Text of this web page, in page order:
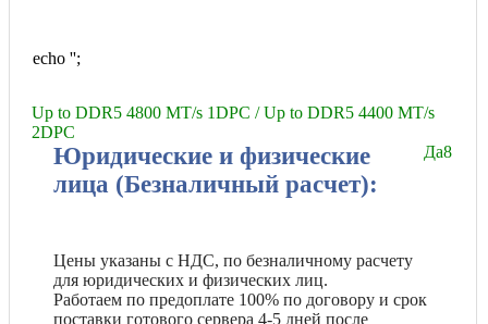
echo '';
Up to DDR5 4800 MT/s 1DPC / Up to DDR5 4400 MT/s
2DPC
8
Да
Юридические и физические
лица (Безналичный расчет):
Цены указаны с НДС, по безналичному расчету
для юридических и физических лиц.
Работаем по предоплате 100% по договору и срок
поставки готового сервера 4-5 дней после